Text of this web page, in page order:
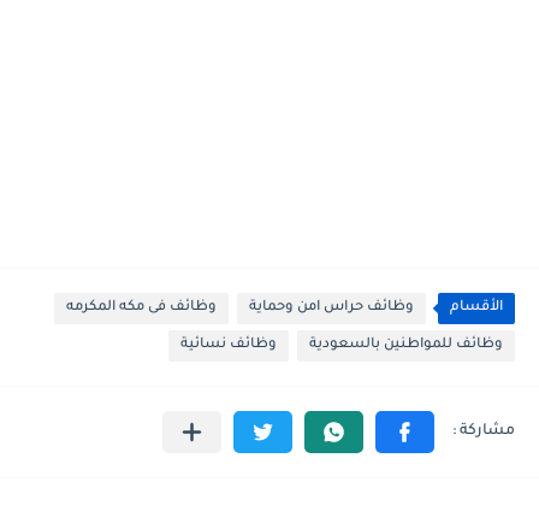
الأقسام وظائف حراس امن وحماية وظائف فى مكه المكرمه
وظائف للمواطنين بالسعودية وظائف نسائية